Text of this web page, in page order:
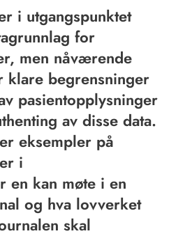
i utgangspunktet
for
men nåværende
klare begrensninger
pasientopplysninger
av disse data.
eksempler på
i
en kan møte i en
og hva lovverket
skal